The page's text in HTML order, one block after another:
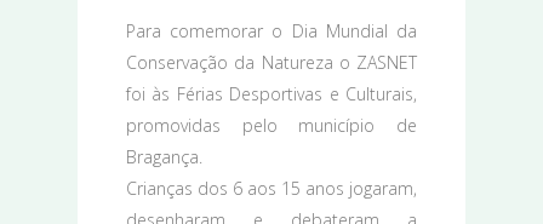
Para comemorar o Dia Mundial da
Conservação da Natureza o ZASNET
foi às Férias Desportivas e Culturais,
promovidas pelo município de
Bragança.
Crianças dos 6 aos 15 anos jogaram,